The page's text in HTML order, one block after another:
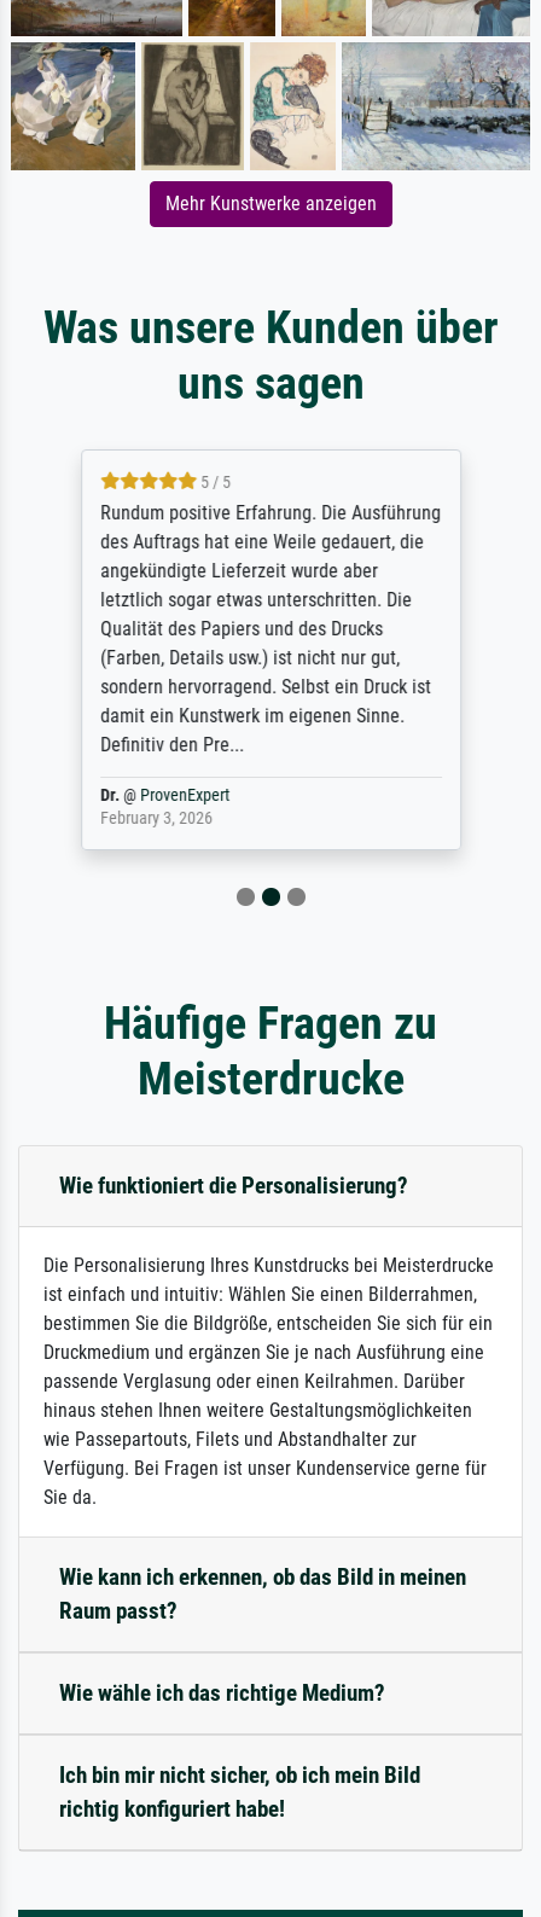
Mehr Kunstwerke anzeigen
Was unsere Kunden über
uns sagen
5 / 5
Rundum positive Erfahrung. Die Ausführung
des Auftrags hat eine Weile gedauert, die
angekündigte Lieferzeit wurde aber
letztlich sogar etwas unterschritten. Die
Qualität des Papiers und des Drucks
(Farben, Details usw.) ist nicht nur gut,
sondern hervorragend. Selbst ein Druck ist
damit ein Kunstwerk im eigenen Sinne.
Definitiv den Pre...
Dr.@ ProvenExpert
February 3, 2026
Häufige Fragen zu
Meisterdrucke
Wie funktioniert die Personalisierung?
Die Personalisierung Ihres Kunstdrucks bei Meisterdrucke
ist einfach und intuitiv: Wählen Sie einen Bilderrahmen,
bestimmen Sie die Bildgröße, entscheiden Sie sich für ein
Druckmedium und ergänzen Sie je nach Ausführung eine
passende Verglasung oder einen Keilrahmen. Darüber
hinaus stehen Ihnen weitere Gestaltungsmöglichkeiten
wie Passepartouts, Filets und Abstandhalter zur
Verfügung. Bei Fragen ist unser Kundenservice gerne für
Sie da.
Wie kann ich erkennen, ob das Bild in meinen
Raum passt?
Wie wähle ich das richtige Medium?
Ich bin mir nicht sicher, ob ich mein Bild
richtig konfiguriert habe!